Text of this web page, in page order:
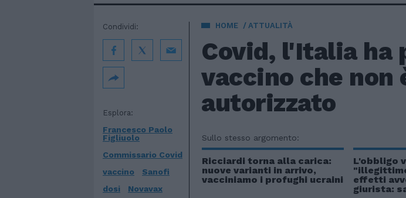
HOME ATTUALITÀ
Covid, l'Italia ha
vaccino che non
autorizzato
Esplora:
Francesco Paolo
Figliuolo
Commissario Covid
vaccino
Sanofi
dosi
Novavax
Condividi:
Sullo stesso argomento:
Ricciardi torna alla carica:
nuove varianti in arrivo,
vacciniamo i profughi ucraini
L'obbligo
effetti
giurista: